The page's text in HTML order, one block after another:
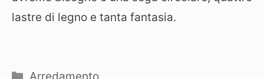
lastre di legno e tanta fantasia.
Categorie
Arredamento